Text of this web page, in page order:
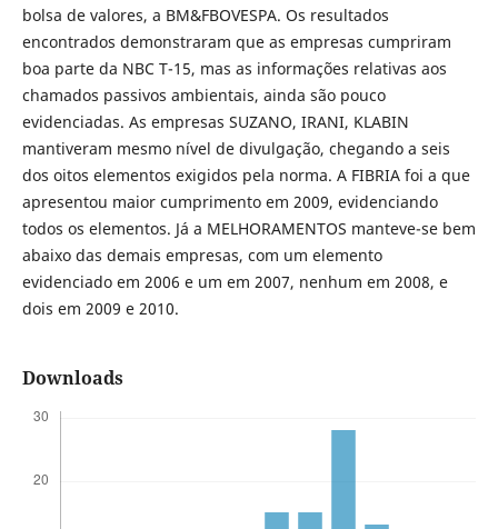
bolsa de valores, a BM&FBOVESPA. Os resultados
encontrados demonstraram que as empresas cumpriram
boa parte da NBC T-15, mas as informações relativas aos
chamados passivos ambientais, ainda são pouco
evidenciadas. As empresas SUZANO, IRANI, KLABIN
mantiveram mesmo nível de divulgação, chegando a seis
dos oitos elementos exigidos pela norma. A FIBRIA foi a que
apresentou maior cumprimento em 2009, evidenciando
todos os elementos. Já a MELHORAMENTOS manteve-se bem
abaixo das demais empresas, com um elemento
evidenciado em 2006 e um em 2007, nenhum em 2008, e
dois em 2009 e 2010.
Downloads